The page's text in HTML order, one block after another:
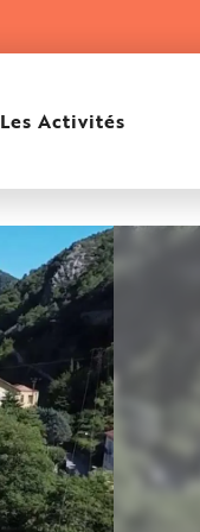
Les Activités